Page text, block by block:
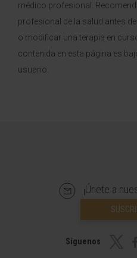
médico profesional.
profesional de la salud antes
o modificar una terapia en
contenida en esta página es
usuario.
¡Únete a
Síguenos